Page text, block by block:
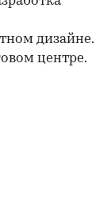
дизайне.
центре.